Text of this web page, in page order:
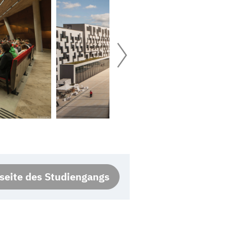
des Studiengangs